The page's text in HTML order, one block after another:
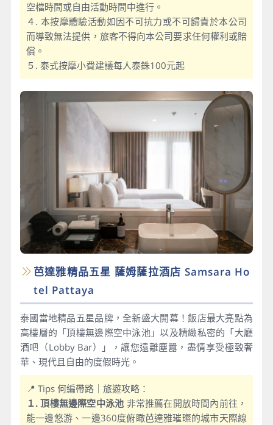
空檔時間或自由活動時間中進行。
４. 本按摩體驗活動如因不可抗力或不可歸責於本公司
而導致無法提供，旅客不得向本公司要求任何權利或賠
償。
５. 泰式按摩小費建議每人泰銖100元起
芭達雅精品五星 薩姆薩拉酒店 Samsara Ho
tel Pattaya
泰國當地精品五星品牌，全新盛大開幕！飯店最大亮點為
高樓層的「頂樓無邊際空中泳池」以及精緻私密的「大廳
酒吧（Lobby Bar）」，讓您遠離塵囂，盡情享受極致奢
華、現代且自由的度假時光。
📍 Tips 何編帶路｜旅遊攻略：
１. 頂樓無邊際空中泳池 非常推薦在開放時間內前往，
能一邊悠游、一邊360度俯瞰芭達雅璀璨的城市天際線